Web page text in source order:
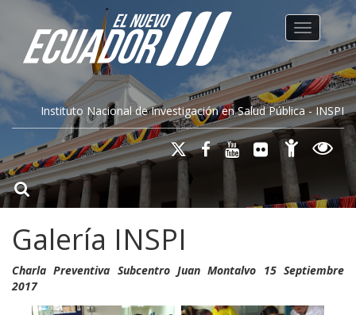
Instituto Nacional de Investigación en Salud Pública - INSPI
Toggle
Galería INSPI
Charla Preventiva Subcentro Juan Montalvo 15 Septiembre
2017